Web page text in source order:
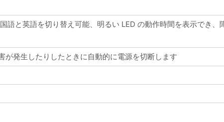
語と英語を切り替え可能、明るい LED の動作時間を表示でき
が発生したりしたときに自動的に電源を切断します